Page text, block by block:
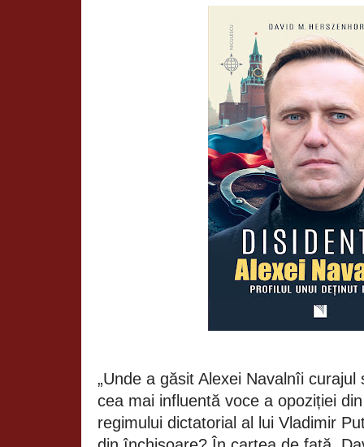
„Unde a găsit Alexei Navalnîi
cea mai influentă voce a opoziției
regimului dictatorial al lui Vladimir